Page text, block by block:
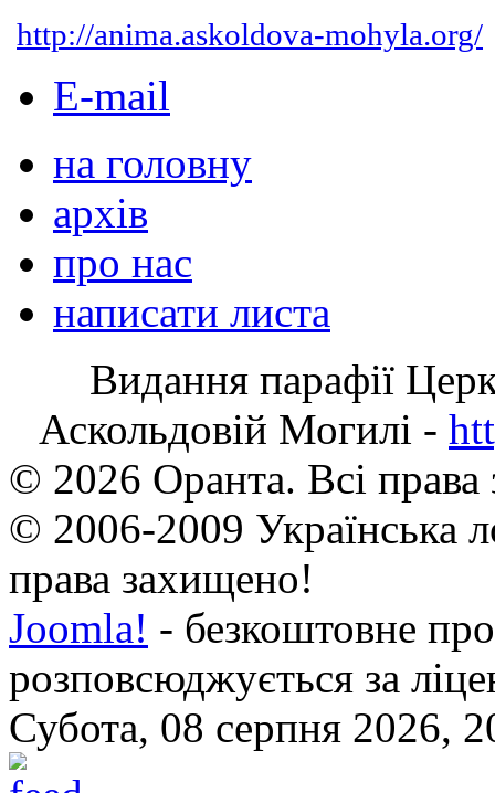
http://anima.askoldova-mohyla.org/
E-mail
на головну
архів
про нас
написати листа
Видання парафії
Аскольдовій Могилі -
© 2026 Оранта. Всі
© 2006-2009 Українська
права захищено!
Joomla! - безкоштовне
розповсюджується за
Субота, 08 серпня 2026,